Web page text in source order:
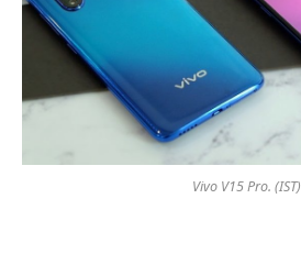
Vivo V15 Pro. (IST)